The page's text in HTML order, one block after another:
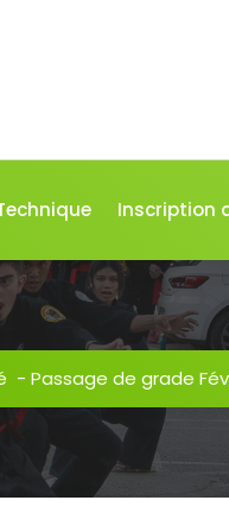
Inscription
- Passage de grade